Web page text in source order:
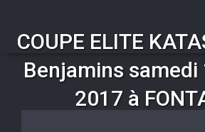
COUPE ELITE
Benjamins samedi
2017 à